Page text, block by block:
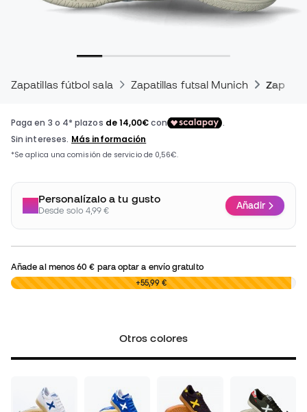
Zapatillas fútbol sala Zapatillas futsal Munich
Personalízalo a tu gusto
Desde solo 4,99 € Añadir
Añade al menos60 € para optar a envío gratuito
0,00 € +55,99 €
Otros colores